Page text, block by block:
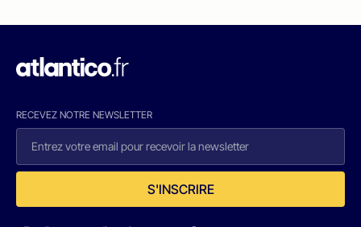
RECEVEZ NOTRE NEWSLETTER
S'INSCRIRE